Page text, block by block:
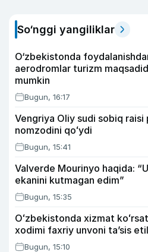
So‘nggi yangiliklar
O‘zbekistonda
aerodromlar turizm
mumkin
Bugun, 16:17
Vengriya Oliy sudi sobiq
nomzodini qoʻydi
Bugun, 15:41
Valverde Mourinyo haqida:
ekanini kutmagan edim”
Bugun, 15:35
Oʻzbekistonda xizmat
xodimi faxriy unvoni taʼsis
Bugun, 15:10